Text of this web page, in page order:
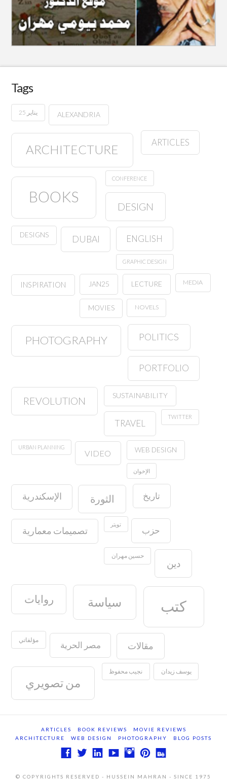
Tags
25 يناير ALEXANDRIA
ARCHITECTURE
ARTICLES
BOOKS
CONFERENCE
DESIGN
DESIGNS DUBAI ENGLISH
GRAPHIC DESIGN
INSPIRATION JAN25 LECTURE MEDIA
MOVIES NOVELS
PHOTOGRAPHY POLITICS
PORTFOLIO
REVOLUTION SUSTAINABILITY
TRAVEL
TWITTER
URBAN PLANNING
VIDEO WEB DESIGN
الإخوان
الإسكندرية الثورة تاريخ
تصميمات معمارية
تويتر
حزب
حسين مهران
دين
روايات سياسة كتب
مؤلفاتي مصر الحرية مقالات
من تصويري
نجيب محفوظ يوسف زيدان
ARTICLES BOOK REVIEWS
MOVIE REVIEWS
ARCHITECTURE
WEB DESIGN PHOTOGRAPHY BLOG POSTS
© COPYRIGHTS RESERVED - HUSSEIN MAHRAN - SINCE 1975